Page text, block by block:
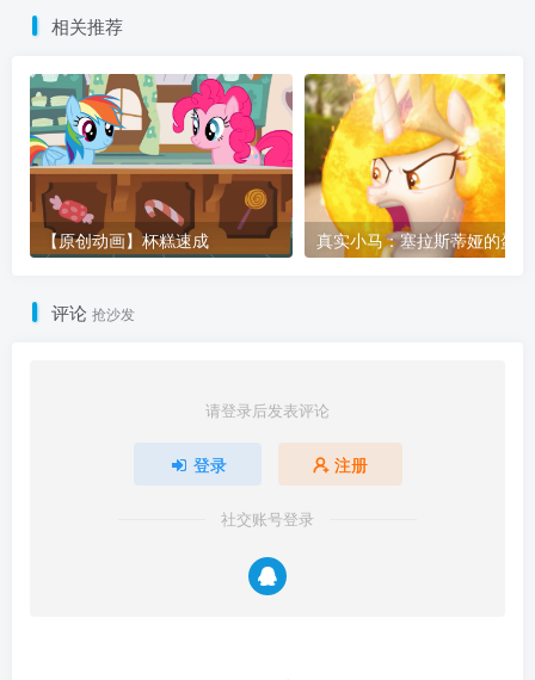
相关推荐
【原创动画】杯糕速成
评论 抢沙发
请登录后发表评论
登录 注册
社交账号登录